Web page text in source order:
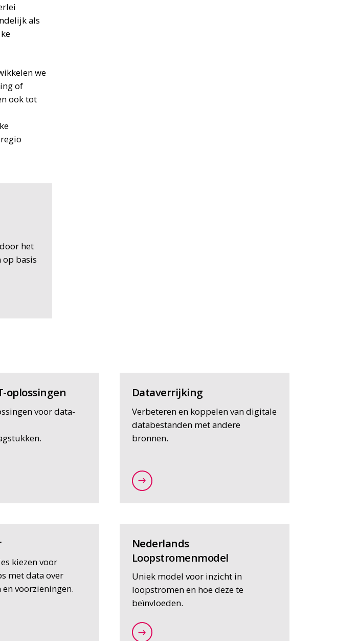
als
we
of
ook tot
het
basis
oplossingen
voor data-
en-it-oplossingen/maatwerk-it-oplossingen
Dataverrijking
Verbeteren en koppelen van digitale
databestanden met andere
bronnen.
/expertises/data-en-it-oplossingen/dataverrijking
kiezen voor
met data over
voorzieningen.
en-locatieontwikkeling/hub-locator
Nederlands
Loopstromenmodel
Uniek model voor inzicht in
loopstromen en hoe deze te
beïnvloeden.
/expertises/data-en-it-oplossingen/nederlands-